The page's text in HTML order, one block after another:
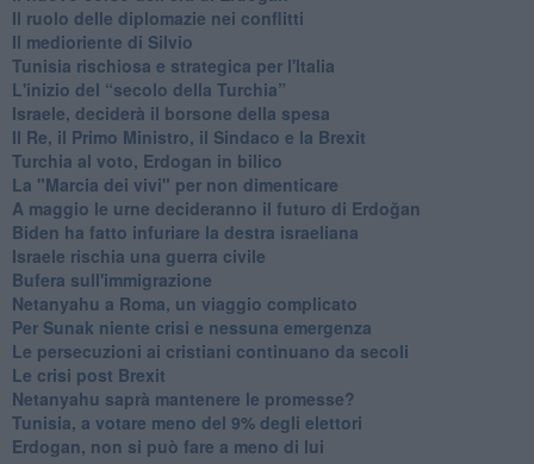
Il ruolo delle diplomazie nei conflitti
Il medioriente di Silvio
Tunisia rischiosa e strategica per l'Italia
L'inizio del “secolo della Turchia”
Israele, deciderà il borsone della spesa
Il Re, il Primo Ministro, il Sindaco e la Brexit
Turchia al voto, Erdogan in bilico
La "Marcia dei vivi" per non dimenticare
A maggio le urne decideranno il futuro di Erdoğan
Biden ha fatto infuriare la destra israeliana
Israele rischia una guerra civile
Bufera sull'immigrazione
Netanyahu a Roma, un viaggio complicato
Per Sunak niente crisi e nessuna emergenza
Le persecuzioni ai cristiani continuano da secoli
Le crisi post Brexit
Netanyahu saprà mantenere le promesse?
Tunisia, a votare meno del 9% degli elettori
Erdogan, non si può fare a meno di lui